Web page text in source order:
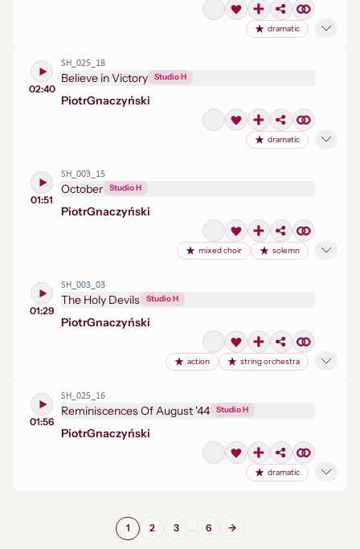
dramatic
02:40
SH_025_18
Believe in Victory Studio H
PiotrGnaczyński
dramatic
01:51
SH_003_15
October Studio H
PiotrGnaczyński
mixed choir solemn
01:29
SH_003_03
The Holy Devils Studio H
PiotrGnaczyński
action string orchestra
01:56
SH_025_16
Reminiscences Of August '44 Studio H
PiotrGnaczyński
dramatic
1 2 3 ... 6 →